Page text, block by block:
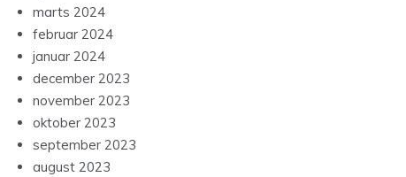
marts 2024
februar 2024
januar 2024
december 2023
november 2023
oktober 2023
september 2023
august 2023